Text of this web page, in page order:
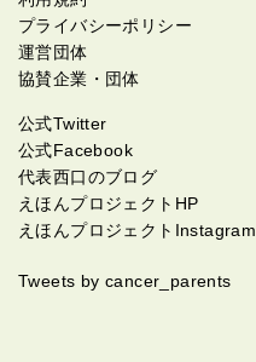
プライバシーポリシー
運営団体
協賛企業・団体
公式Twitter
公式Facebook
代表西口のブログ
えほんプロジェクトHP
えほんプロジェクトInstagram
Tweets by cancer_parents